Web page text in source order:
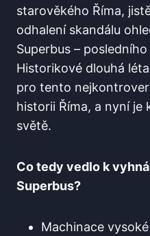
starověkého Říma,
odhalení skandálu
Superbus –
Historikové dlouhá
pro tento
historii Říma, a nyní je
světě.
Co tedy vedlo k
Superbus?
Machinace